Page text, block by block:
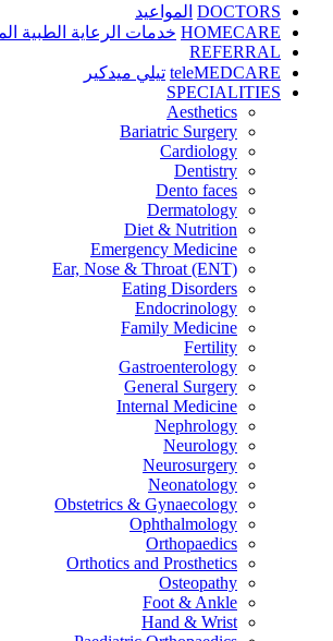
DOCTORS المواعيد
HOMECARE خدمات الرعاية الطبية
REFERRAL
teleMEDCARE تيلي ميدكير
SPECIALITIES
Aesthetics
Bariatric Surgery
Cardiology
Dentistry
Dento faces
Dermatology
Diet & Nutrition
Emergency Medicine
Ear, Nose & Throat (ENT)
Eating Disorders
Endocrinology
Family Medicine
Fertility
Gastroenterology
General Surgery
Internal Medicine
Nephrology
Neurology
Neurosurgery
Neonatology
Obstetrics & Gynaecology
Ophthalmology
Orthopaedics
Orthotics and Prosthetics
Osteopathy
Foot & Ankle
Hand & Wrist